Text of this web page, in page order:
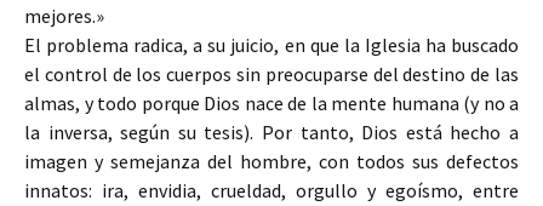
mejores.»
El problema radica, a su juicio, en que la Iglesia ha buscado
el control de los cuerpos sin preocuparse del destino de las
almas, y todo porque Dios nace de la mente humana (y no a
la inversa, según su tesis). Por tanto, Dios está hecho a
imagen y semejanza del hombre, con todos sus defectos
innatos: ira, envidia, crueldad, orgullo y egoísmo, entre